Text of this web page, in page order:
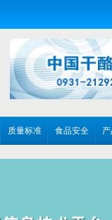
质量标准 食品安全